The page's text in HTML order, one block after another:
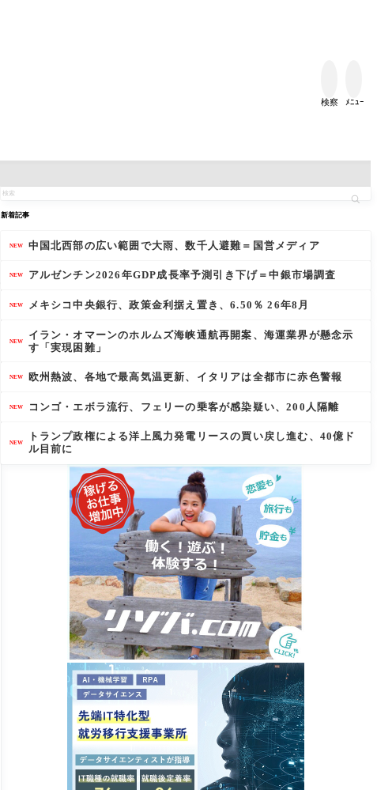
検察 ﾒﾆｭｰ
新着記事
NEW 中国北西部の広い範囲で大雨、数千人避難＝国営メディア
NEW アルゼンチン2026年GDP成長率予測引き下げ＝中銀市場調査
NEW メキシコ中央銀行、政策金利据え置き、6.50％ 26年8月
NEW
イラン・オマーンのホルムズ海峡通航再開案、海運業界が懸念示
す「実現困難」
NEW 欧州熱波、各地で最高気温更新、イタリアは全都市に赤色警報
NEW コンゴ・エボラ流行、フェリーの乗客が感染疑い、200人隔離
NEW
トランプ政権による洋上風力発電リースの買い戻し進む、40億ド
ル目前に